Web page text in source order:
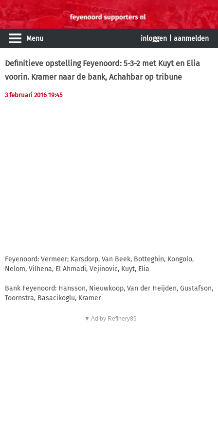
Menu inloggen aanmelden
Definitieve opstelling Feyenoord: 5-3-2 met Kuyt en Elia
voorin. Kramer naar de bank, Achahbar op tribune
3 februari 2016 19:45
Feyenoord: Vermeer; Karsdorp, Van Beek, Botteghin, Kongolo,
Nelom, Vilhena, El Ahmadi, Vejinovic, Kuyt, Elia
Bank Feyenoord: Hansson, Nieuwkoop, Van der Heijden, Gustafson,
Toornstra, Basacikoglu, Kramer
▼ Ad by Refinery89